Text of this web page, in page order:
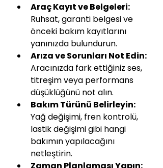
Araç Kayıt ve Belgeleri:
Ruhsat, garanti belgesi ve
önceki bakım kayıtlarını
yanınızda bulundurun.
Arıza ve Sorunları Not Edin:
Aracınızda fark ettiğiniz ses,
titreşim veya performans
düşüklüğünü not alın.
Bakım Türünü Belirleyin:
Yağ değişimi, fren kontrolü,
lastik değişimi gibi hangi
bakımın yapılacağını
netleştirin.
Zaman Planlaması Yapın: